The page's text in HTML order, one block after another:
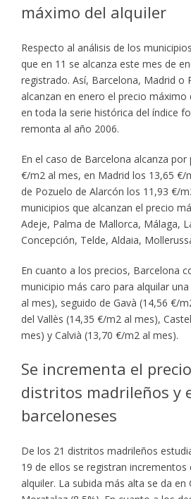
máximo del alquiler
Respecto al análisis de los
que en 11 se alcanza este mes de
registrado. Así, Barcelona, Madrid o
alcanzan en enero el precio máximo
en toda la serie histórica del índice
remonta al año 2006.
En el caso de Barcelona alcanza
€/m2 al mes, en Madrid los 13,65 €/
de Pozuelo de Alarcón los 11,93 €/
municipios que alcanzan el precio
Adeje, Palma de Mallorca, Málaga,
Concepción, Telde, Aldaia,
En cuanto a los precios, Barcelona
municipio más caro para alquilar
al mes), seguido de Gavà (14,56 €/
del Vallès (14,35 €/m2 al mes),
mes) y Calvià (13,70 €/m2 al mes).
Se incrementa el
distritos madrileños y
barceloneses
De los 21 distritos madrileños
19 de ellos se registran incrementos
alquiler. La subida más alta se da en